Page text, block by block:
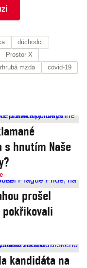
důchodci
Prostor X
mzda
covid-19
s hnutím Naše
prošel
pokřikovali
kandidáta na